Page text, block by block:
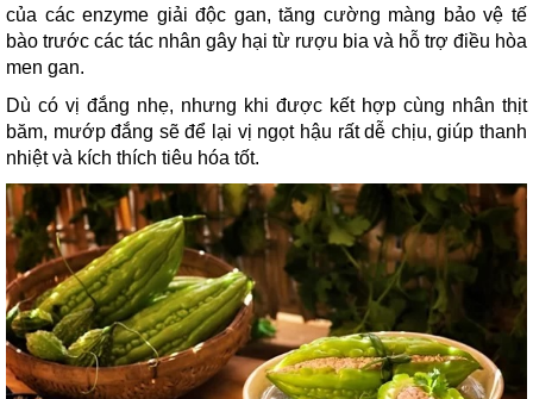
của các enzyme giải độc gan, tăng cường màng bảo vệ tế
bào trước các tác nhân gây hại từ rượu bia và hỗ trợ điều hòa
men gan.
Dù có vị đắng nhẹ, nhưng khi được kết hợp cùng nhân thịt
băm, mướp đắng sẽ để lại vị ngọt hậu rất dễ chịu, giúp thanh
nhiệt và kích thích tiêu hóa tốt.